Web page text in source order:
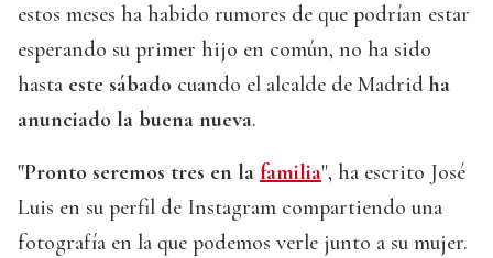
estos meses ha habido rumores de que podrían estar
esperando su primer hijo en común, no ha sido
hasta este sábado cuando el alcalde de Madrid ha
anunciado la buena nueva.
"Pronto seremos tres en la familia", ha escrito José
Luis en su perfil de Instagram compartiendo una
fotografía en la que podemos verle junto a su mujer.